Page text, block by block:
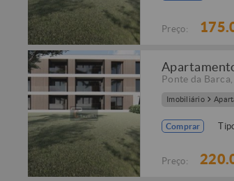
Preço:
Ponte da Barca
Imobiliário
Comprar
Preço: